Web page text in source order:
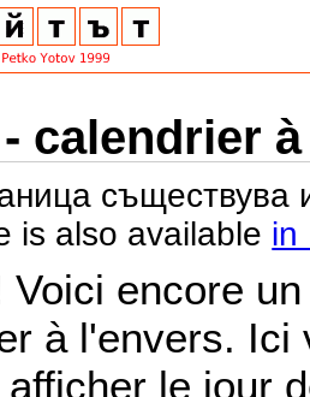
calendrier
съществува
is also available in
Voici encore
à l'envers. Ici
afficher le jour